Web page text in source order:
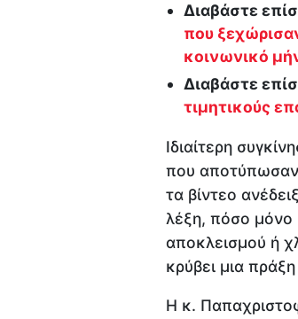
Διαβάστε
που
κοινωνικό
Διαβάστε
τιμητικούς
Ιδιαίτερη
που αποτύπωσαν
τα βίντεο
λέξη, πόσο μόνο
αποκλεισμού ή
κρύβει μια
Η κ.